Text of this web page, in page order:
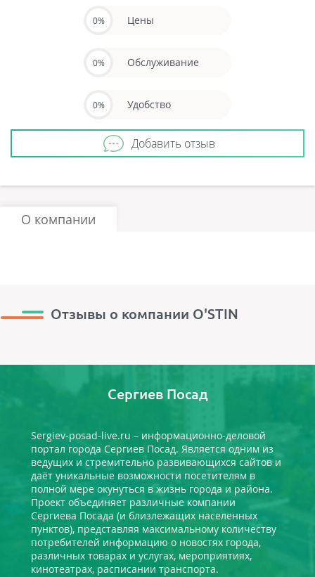
0% Цены
0% Обслуживание
0% Удобство
Добавить отзыв
О компании
Отзывы о компании O'STIN
Сергиев Посад
Sergiev-posad-live.ru – информационно-деловой
портал города Сергиев Посад. Является одним из
ведущих и стремительно развивающихся сайтов и
даёт уникальные возможности посетителям в
полной мере окунуться в жизнь города и района.
Проект объединяет различные компании
Сергиева Посада (и близлежащих населенных
пунктов), представляя максимальному количеству
потребителей информацию о новостях города,
различных товарах и услугах, мероприятиях,
кинотеатрах, расписании транспорта.